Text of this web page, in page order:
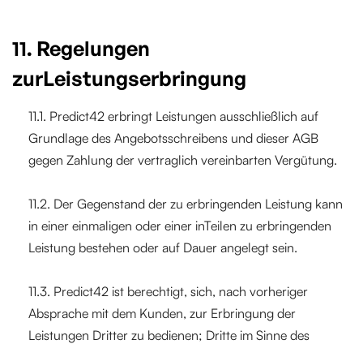
11. Regelungen
zurLeistungserbringung
11.1. Predict42 erbringt Leistungen ausschließlich auf
Grundlage des Angebotsschreibens und dieser AGB
gegen Zahlung der vertraglich vereinbarten Vergütung.
11.2. Der Gegenstand der zu erbringenden Leistung kann
in einer einmaligen oder einer inTeilen zu erbringenden
Leistung bestehen oder auf Dauer angelegt sein.
11.3. Predict42 ist berechtigt, sich, nach vorheriger
Absprache mit dem Kunden, zur Erbringung der
Leistungen Dritter zu bedienen; Dritte im Sinne des